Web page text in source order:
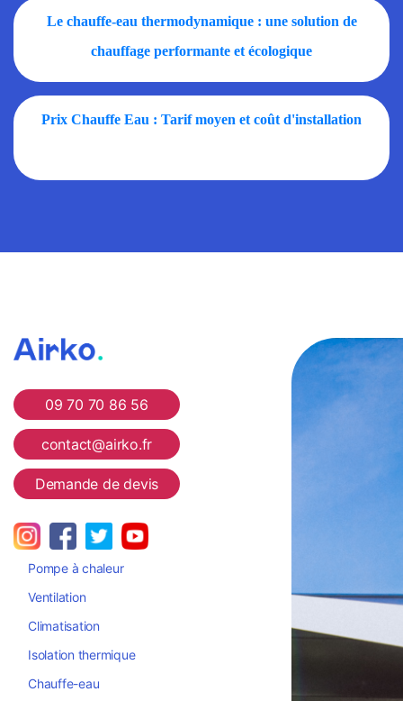
Le chauffe-eau thermodynamique : une solution de
chauffage performante et écologique
Prix Chauffe Eau : Tarif moyen et coût d'installation
Airko09 70 70 86 56
contact@airko.fr
Demande de devis
Pompe à chaleur
Ventilation
Climatisation
Isolation thermique
Chauffe-eau